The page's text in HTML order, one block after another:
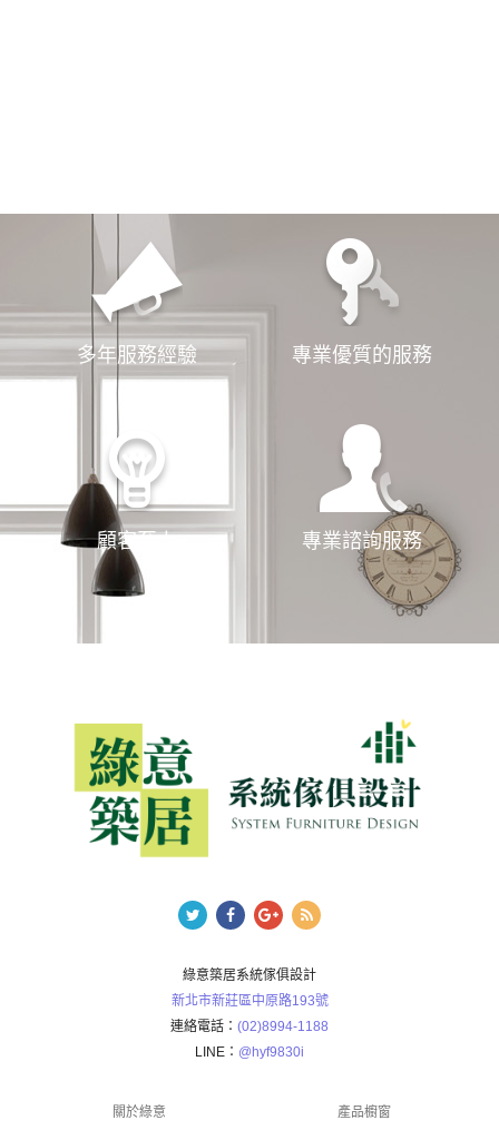
多年服務經驗 專業優質的服務
顧客至上 專業諮詢服務
綠意築居系統傢俱設計
新北市新莊區中原路193號
連絡電話： (02)8994-1188
LINE： @hyf9830i
關於綠意 產品櫥窗